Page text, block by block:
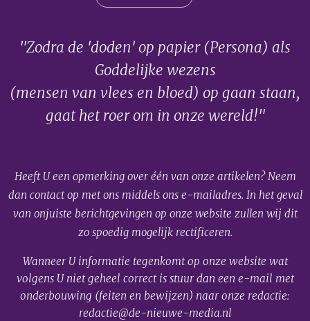
"Zodra de 'doden' op papier (Persona) als
Goddelijke wezens
(mensen van vlees en bloed) op gaan staan,
gaat het roer om in onze wereld!"
Heeft U een opmerking over één van onze artikelen? Neem
dan contact op met ons middels ons e-mailadres. In het geval
van onjuiste berichtgevingen op onze website zullen wij dit
zo spoedig mogelijk rectificeren.
Wanneer U informatie tegenkomt op onze website wat
volgens U niet geheel correct is stuur dan een e-mail met
onderbouwing (feiten en bewijzen) naar onze redactie:
redactie@de-nieuwe-media.nl